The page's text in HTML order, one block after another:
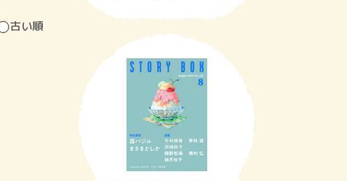
古い順